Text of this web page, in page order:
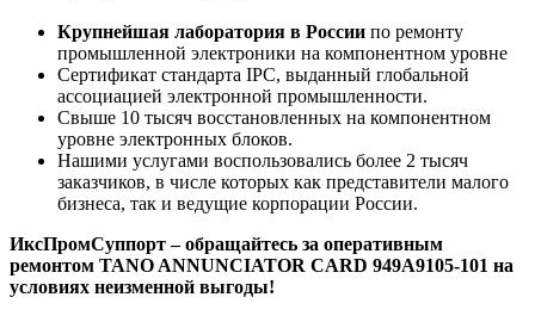
Крупнейшая лаборатория в России по ремонту
промышленной электроники на компонентном уровне
Сертификат стандарта IPC, выданный глобальной
ассоциацией электронной промышленности.
Свыше 10 тысяч восстановленных на компонентном
уровне электронных блоков.
Нашими услугами воспользовались более 2 тысяч
заказчиков, в числе которых как представители малого
бизнеса, так и ведущие корпорации России.
ИксПромСуппорт – обращайтесь за оперативным
ремонтом TANO ANNUNCIATOR CARD 949A9105-101 на
условиях неизменной выгоды!